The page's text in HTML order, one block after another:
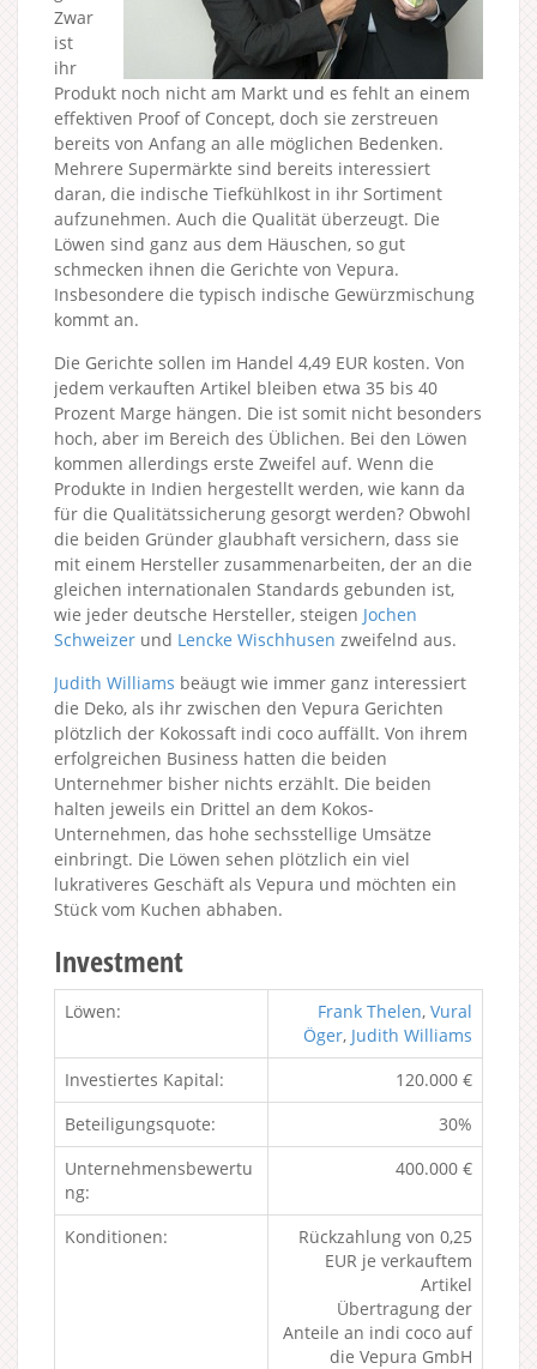
Zwar
ist
ihr
Produkt noch nicht am Markt und es fehlt an einem
effektiven Proof of Concept, doch sie zerstreuen
bereits von Anfang an alle möglichen Bedenken.
Mehrere Supermärkte sind bereits interessiert
daran, die indische Tiefkühlkost in ihr Sortiment
aufzunehmen. Auch die Qualität überzeugt. Die
Löwen sind ganz aus dem Häuschen, so gut
schmecken ihnen die Gerichte von Vepura.
Insbesondere die typisch indische Gewürzmischung
kommt an.
Die Gerichte sollen im Handel 4,49 EUR kosten. Von
jedem verkauften Artikel bleiben etwa 35 bis 40
Prozent Marge hängen. Die ist somit nicht besonders
hoch, aber im Bereich des Üblichen. Bei den Löwen
kommen allerdings erste Zweifel auf. Wenn die
Produkte in Indien hergestellt werden, wie kann da
für die Qualitätssicherung gesorgt werden? Obwohl
die beiden Gründer glaubhaft versichern, dass sie
mit einem Hersteller zusammenarbeiten, der an die
gleichen internationalen Standards gebunden ist,
wie jeder deutsche Hersteller, steigen Jochen
Schweizer und Lencke Wischhusen zweifelnd aus.
Judith Williams beäugt wie immer ganz interessiert
die Deko, als ihr zwischen den Vepura Gerichten
plötzlich der Kokossaft indi coco auffällt. Von ihrem
erfolgreichen Business hatten die beiden
Unternehmer bisher nichts erzählt. Die beiden
halten jeweils ein Drittel an dem Kokos-
Unternehmen, das hohe sechsstellige Umsätze
einbringt. Die Löwen sehen plötzlich ein viel
lukrativeres Geschäft als Vepura und möchten ein
Stück vom Kuchen abhaben.
Investment
Löwen: Frank Thelen, Vural
Öger, Judith Williams
Investiertes Kapital:
120.000 €
Beteiligungsquote:
30%
Unternehmensbewertu
ng:
400.000 €
Konditionen:
Rückzahlung von 0,25
EUR je verkauftem
Artikel
Übertragung der
Anteile an indi coco auf
die Vepura GmbH